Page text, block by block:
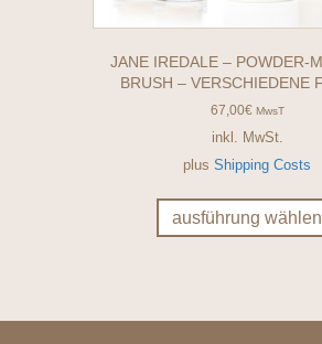
JANE IREDALE – POWDER-
BRUSH – VERSCHIEDENE
67,00€ MwsT
inkl. MwSt.
plus Shipping Costs
ausführung wählen